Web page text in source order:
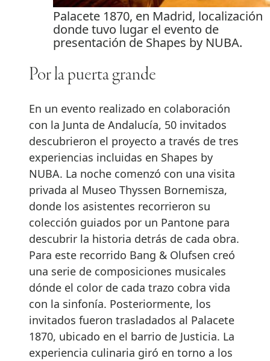
Palacete 1870, en Madrid, localización
donde tuvo lugar el evento de
presentación de Shapes by NUBA.
Por la puerta grande
En un evento realizado en colaboración
con la Junta de Andalucía, 50 invitados
descubrieron el proyecto a través de tres
experiencias incluidas en Shapes by
NUBA. La noche comenzó con una visita
privada al Museo Thyssen Bornemisza,
donde los asistentes recorrieron su
colección guiados por un Pantone para
descubrir la historia detrás de cada obra.
Para este recorrido Bang & Olufsen creó
una serie de composiciones musicales
dónde el color de cada trazo cobra vida
con la sinfonía. Posteriormente, los
invitados fueron trasladados al Palacete
1870, ubicado en el barrio de Justicia. La
experiencia culinaria giró en torno a los